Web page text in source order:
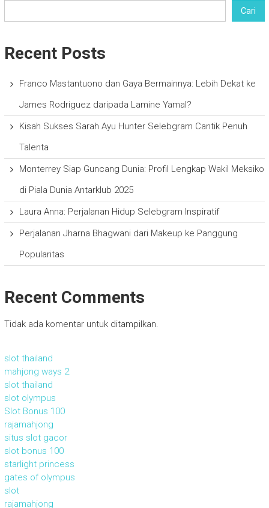
Cari
Recent Posts
Franco Mastantuono dan Gaya Bermainnya: Lebih Dekat ke
James Rodriguez daripada Lamine Yamal?
Kisah Sukses Sarah Ayu Hunter Selebgram Cantik Penuh
Talenta
Monterrey Siap Guncang Dunia: Profil Lengkap Wakil Meksiko
di Piala Dunia Antarklub 2025
Laura Anna: Perjalanan Hidup Selebgram Inspiratif
Perjalanan Jharna Bhagwani dari Makeup ke Panggung
Popularitas
Recent Comments
Tidak ada komentar untuk ditampilkan.
slot thailand
mahjong ways 2
slot thailand
slot olympus
Slot Bonus 100
rajamahjong
situs slot gacor
slot bonus 100
starlight princess
gates of olympus
slot
rajamahjong